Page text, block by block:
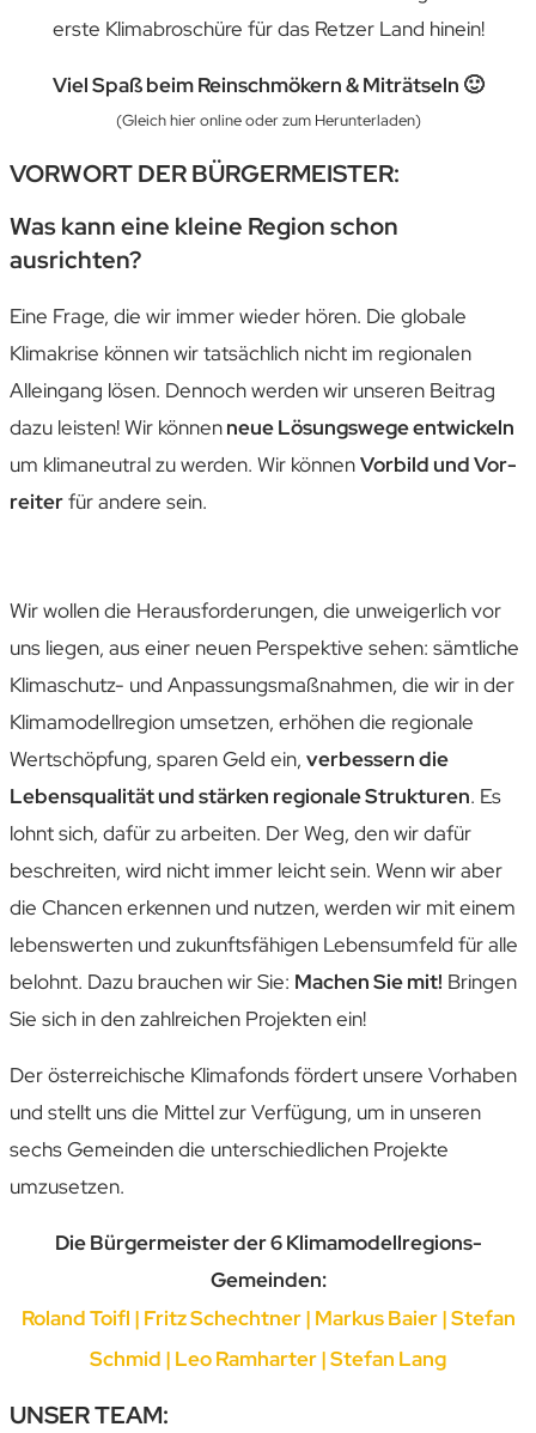
erste Klimabroschüre für das Retzer Land hinein!
Viel Spaß beim Reinschmökern & Miträtseln 🙂
(Gleich hier online oder zum Herunterladen)
VORWORT DER BÜRGERMEISTER:
Was kann eine kleine Region schon
ausrichten?
Eine Frage, die wir immer wieder hören. Die globale
Klima­krise können wir tatsächlich nicht im regionalen
Alleingang lösen. Dennoch werden wir unseren Beitrag
dazu leisten! Wir könnenneue Lösungs­wege entwickeln
um klimaneutral zu werden. Wir könnenVorbild und Vor­
reiterfür andere sein.
Wir wollen die Herausforderungen, die unweigerlich vor
uns liegen, aus einer neuen Perspektive sehen: sämtliche
Klimaschutz- und Anpassungs­maß­nahmen, die wir in der
Klima­modellregion umsetzen, erhöhen die regionale
Wert­schöpfung, sparen Geld ein, verbessern die
Lebens­qualität und stärken regionale Strukturen. Es
lohnt sich, dafür zu arbeiten. Der Weg, den wir dafür
beschreiten, wird nicht immer leicht sein. Wenn wir aber
die Chancen erkennen und nutzen, werden wir mit einem
lebens­werten und zukunfts­fähigen Lebens­umfeld für alle
belohnt. Dazu brauchen wir Sie: Machen Sie mit! Bringen
Sie sich in den zahlreichen Projekten ein!
Der österreichische Klimafonds fördert unsere Vorhaben
und stellt uns die Mittel zur Verfügung, um in unseren
sechs Gemeinden die unterschiedlichen Projekte
umzusetzen.
Die Bürgermeister der 6 Klimamodellregions-
Gemeinden:
Roland Toifl | Fritz Schechtner | Markus Baier |Stefan
Schmid | Leo Ramharter | Stefan Lang
UNSER TEAM: